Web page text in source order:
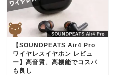
【SOUNDPEATS Air4 Pro
ワイヤレスイヤホン レビュ
ー】高音質、高機能でコスパ
も良し